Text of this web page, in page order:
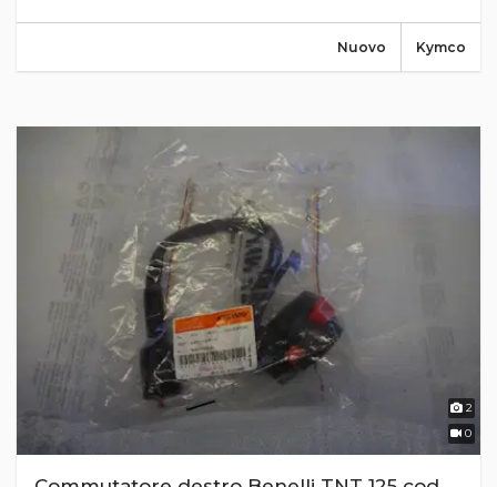
Kymco
Nuovo
2
0